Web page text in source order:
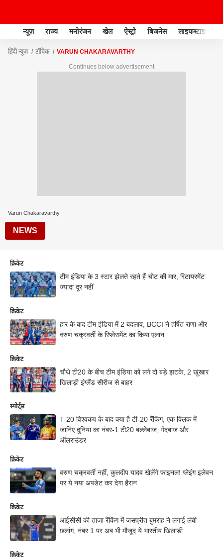
न्यूज़ राज्य मनोरंजन खेल ऐस्ट्रो बिजनेस लाइफस्टाइल
हिंदी न्यूज़ टॉपिक VARUN CHAKARAVARTHY
Continues below advertisement
Varun Chakaravarthy
NEWS
क्रिकेट
टीम इंडिया के 3 स्टार झेलते रहते हैं चोट की मार, रिटायरमेंट
ज्यादा दूर नहीं
क्रिकेट
हार के बाद टीम इंडिया में 2 बदलाव, BCCI ने हर्षित राणा और
वरुण चक्रवर्ती के रिप्लेसमेंट का किया एलान
क्रिकेट
चौथे टी20 के बीच टीम इंडिया को लगे दो बड़े झटके, 2 खूंखार
खिलाड़ी इंग्लैंड सीरीज से बाहर
स्पोर्ट्स
T-20 विश्वकप के बाद क्या है टी-20 रैंकिंग, एक क्लिक में
जानिए दुनिया का नंबर-1 टी20 बल्लेबाज, गेंदबाज और
ऑलराउंडर
क्रिकेट
वरुण चक्रवर्ती नहीं, कुलदीप यादव खेलेंगे फाइनल! प्लेइंग इलेवन
पर ये नया अपडेट कर देगा हैरान
क्रिकेट
आईसीसी की ताजा रैंकिंग में जसप्रीत बुमराह ने लगाई लंबी
छलांग, नंबर 1 पर अब भी मौजूद ये भारतीय खिलाड़ी
क्रिकेट